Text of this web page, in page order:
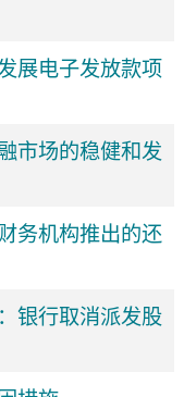
展电子发放款项
市场的稳健和发
务机构推出的还
银行取消派发股